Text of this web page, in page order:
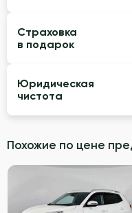
Страховка
в подарок
Юридическая
чистота
Похожие по цене